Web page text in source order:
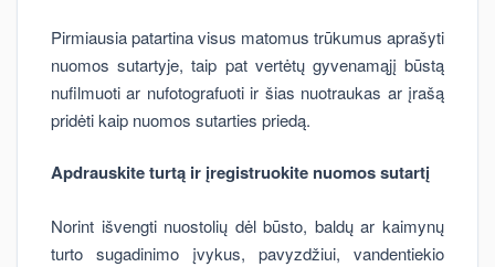
Pirmiausia patartina visus matomus trūkumus aprašyti
nuomos sutartyje, taip pat vertėtų gyvenamąjį būstą
nufilmuoti ar nufotografuoti ir šias nuotraukas ar įrašą
pridėti kaip nuomos sutarties priedą.
Apdrauskite turtą ir įregistruokite nuomos sutartį
Norint išvengti nuostolių dėl būsto, baldų ar kaimynų
turto sugadinimo įvykus, pavyzdžiui, vandentiekio